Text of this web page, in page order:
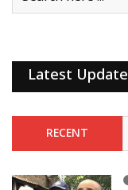
Latest Update
RECENT